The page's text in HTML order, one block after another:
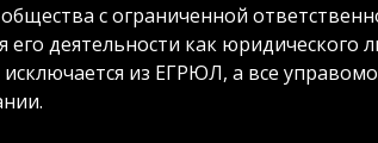
с ограниченной
его деятельности как юридического
исключается из ЕГРЮЛ, а все